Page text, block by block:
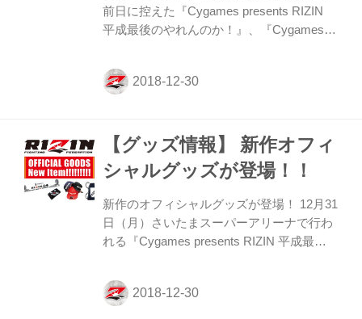
前日に控えた『Cygames presents RIZIN
平成最後のやれんのか！』、『Cygames
リーナ）の公開計量が行われた。
「Cygames presents RIZIN.14」第1試合に
院へと直行し各種検査を行ったところ、ド
クターの判断により時間内の計量に間に合
わなかった為、失格となります。しかしな
がら、現在、主催者、RENA選手および対
戦相手のサマンサ・ジャン=フランソワ選
手サイドと試合成立に向け...
【グッズ情報】 新作オフィ
シャルグッズが登場！！
新作のオフィシャルグッズが登場！ 12月31
日（月）さいたまスーパーアリーナで行わ
れる『Cygames presents RIZIN 平成最後
RIZIN.14』の会場内で購入ができるだけで
なく、「格闘技EXPO」で2日間（12月30